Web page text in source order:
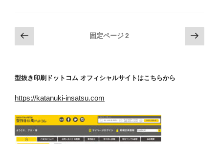
投
稿
ペ
ジ
送
り
前
の
ジ
固定ページ2
次
の
型抜き印刷ドットコム オフィシャルサイトはこちらから
https://katanuki-insatsu.com